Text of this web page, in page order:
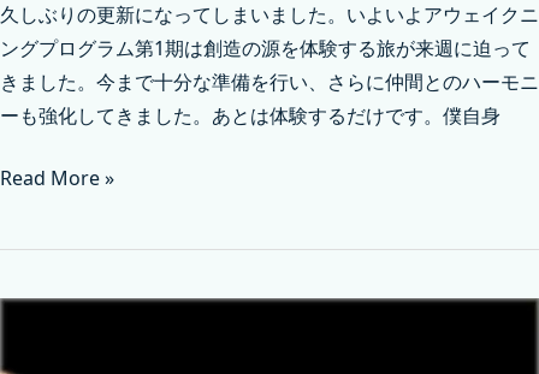
久しぶりの更新になってしまいました。いよいよアウェイクニ
ングプログラム第1期は創造の源を体験する旅が来週に迫って
きました。今まで十分な準備を行い、さらに仲間とのハーモニ
ーも強化してきました。あとは体験するだけです。僕自身
Read More »